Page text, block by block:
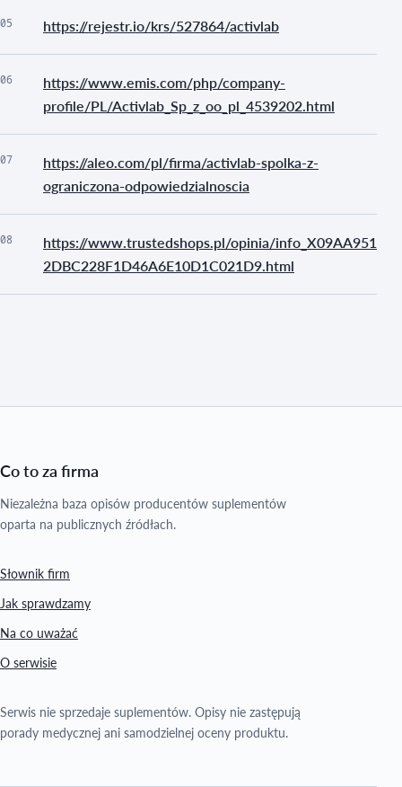
05 https://rejestr.io/krs/527864/activlab
06
https://www.emis.com/php/company-
profile/PL/Activlab_Sp_z_oo_pl_4539202.html
07
https://aleo.com/pl/firma/activlab-spolka-z-
ograniczona-odpowiedzialnoscia
08
https://www.trustedshops.pl/opinia/info_X09AA951
2DBC228F1D46A6E10D1C021D9.html
Co to za firma
Niezależna baza opisów producentów suplementów
oparta na publicznych źródłach.
Słownik firm
Jak sprawdzamy
Na co uważać
O serwisie
Serwis nie sprzedaje suplementów. Opisy nie zastępują
porady medycznej ani samodzielnej oceny produktu.